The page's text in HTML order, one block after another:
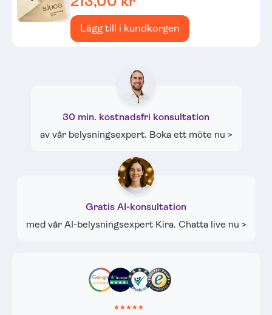
Lägg till i kundkorgen
30 min. kostnadsfri konsultation
av vår belysningsexpert. Boka ett möte nu >
Gratis AI-konsultation
med vår AI-belysningsexpert Kira. Chatta live nu >
★★★★★